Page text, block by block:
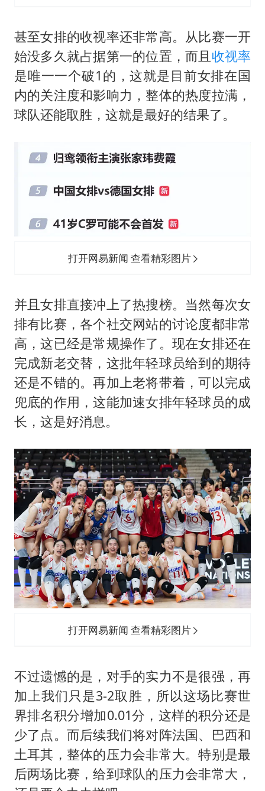
甚至女排的收视率还非常高。从比赛一开
始没多久就占据第一的位置，而且 收视率
是唯一一个破1的，这就是目前女排在国
内的关注度和影响力，整体的热度拉满，
球队还能取胜，这就是最好的结果了。
打开网易新闻 查看精彩图片
并且女排直接冲上了热搜榜。当然每次女
排有比赛，各个社交网站的讨论度都非常
高，这已经是常规操作了。现在女排还在
完成新老交替，这批年轻球员给到的期待
还是不错的。再加上老将带着，可以完成
兜底的作用，这能加速女排年轻球员的成
长，这是好消息。
打开网易新闻 查看精彩图片
不过遗憾的是，对手的实力不是很强，再
加上我们只是3-2取胜，所以这场比赛世
界排名积分增加0.01分，这样的积分还是
少了点。而后续我们将对阵法国、巴西和
土耳其，整体的压力会非常大。特别是最
后两场比赛，给到球队的压力会非常大，